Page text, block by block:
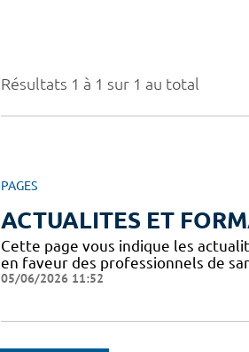
Résultats 1 à 1 sur 1 au total
PAGES
ACTUALITES ET
Cette page vous indique les
en faveur des professionnels de
05/06/2026 11:52